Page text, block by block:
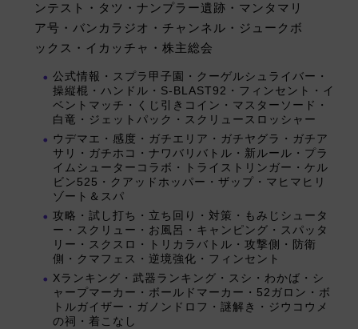
ンテスト・タツ・ナンプラー遺跡・マンタマリ
ア号・バンカラジオ・チャンネル・ジュークボ
ックス・イカッチャ・株主総会
公式情報・スプラ甲子園・クーゲルシュライバー・
操縦棍・ハンドル・S-BLAST92・フィンセント・イ
ベントマッチ・くじ引きコイン・マスターソード・
白竜・ジェットパック・スクリュースロッシャー
ウデマエ・感度・ガチエリア・ガチヤグラ・ガチア
サリ・ガチホコ・ナワバリバトル・新ルール・プラ
イムシューターコラボ・トライストリンガー・ケル
ビン525・クアッドホッパー・ザップ・マヒマヒリ
ゾート＆スパ
攻略・試し打ち・立ち回り・対策・もみじシュータ
ー・スクリュー・お風呂・キャンピング・スパッタ
リー・スクスロ・トリカラバトル・攻撃側・防衛
側・クマフェス・逆境強化・フィンセント
Xランキング・武器ランキング・スシ・わかば・シ
ャープマーカー・ボールドマーカー・52ガロン・ボ
トルガイザー・ガノンドロフ・謎解き・ジウコウメ
の祠・着こなし